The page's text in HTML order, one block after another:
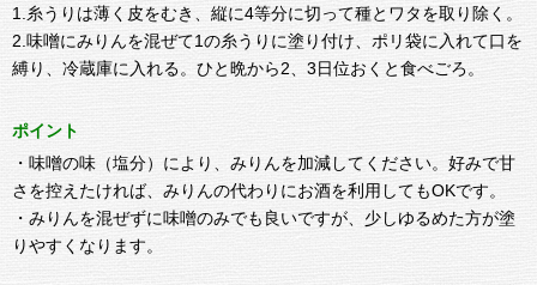
1.糸うりは薄く皮をむき、縦に4等分に切って種とワタを取り除く。
2.味噌にみりんを混ぜて1の糸うりに塗り付け、ポリ袋に入れて口を
縛り、冷蔵庫に入れる。ひと晩から2、3日位おくと食べごろ。
ポイント
・味噌の味（塩分）により、みりんを加減してください。好みで甘
さを控えたければ、みりんの代わりにお酒を利用してもOKです。
・みりんを混ぜずに味噌のみでも良いですが、少しゆるめた方が塗
りやすくなります。